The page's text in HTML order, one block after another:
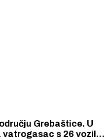
Grebaštice. U
s 26 vozila i